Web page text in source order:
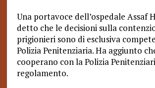
Una portavoce dell’ospedale Assaf
detto che le decisioni sulla
prigionieri sono di esclusiva
Polizia Penitenziaria. Ha aggiunto
cooperano con la Polizia
regolamento.